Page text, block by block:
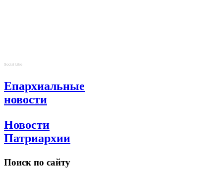
Social Like
Епархиальные
новости
Новости
Патриархии
Поиск по сайту